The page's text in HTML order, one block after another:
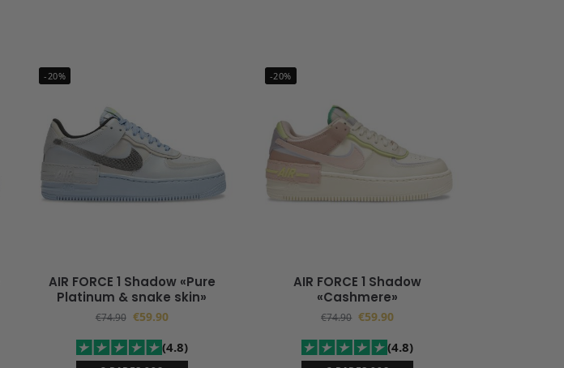
-20%
AIR FORCE 1 Shadow «Pure
Platinum & snake skin»
€74.90 €59.90
(4.8)
-20%
AIR FORCE 1 Shadow
«Cashmere»
€74.90 €59.90
(4.8)